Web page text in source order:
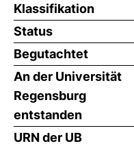
Klassifikation
Status
Begutachtet
An der Universität
Regensburg
entstanden
URN der UB